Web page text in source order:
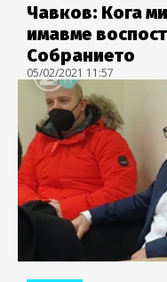
Чавков: Кога
имавме
Собранието
05/02/2021 11:57